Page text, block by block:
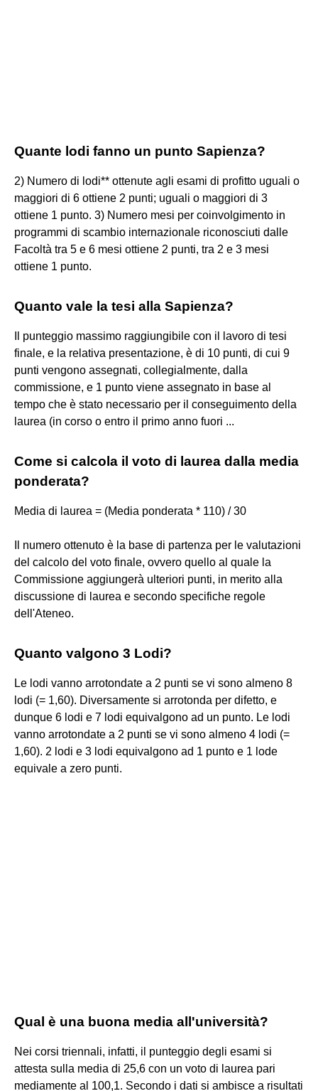
Quante lodi fanno un punto Sapienza?
2) Numero di lodi** ottenute agli esami di profitto uguali o
maggiori di 6 ottiene 2 punti; uguali o maggiori di 3
ottiene 1 punto. 3) Numero mesi per coinvolgimento in
programmi di scambio internazionale riconosciuti dalle
Facoltà tra 5 e 6 mesi ottiene 2 punti, tra 2 e 3 mesi
ottiene 1 punto.
Quanto vale la tesi alla Sapienza?
Il punteggio massimo raggiungibile con il lavoro di tesi
finale, e la relativa presentazione, è di 10 punti, di cui 9
punti vengono assegnati, collegialmente, dalla
commissione, e 1 punto viene assegnato in base al
tempo che è stato necessario per il conseguimento della
laurea (in corso o entro il primo anno fuori ...
Come si calcola il voto di laurea dalla media
ponderata?
Media di laurea = (Media ponderata * 110) / 30
Il numero ottenuto è la base di partenza per le valutazioni
del calcolo del voto finale, ovvero quello al quale la
Commissione aggiungerà ulteriori punti, in merito alla
discussione di laurea e secondo specifiche regole
dell'Ateneo.
Quanto valgono 3 Lodi?
Le lodi vanno arrotondate a 2 punti se vi sono almeno 8
lodi (= 1,60). Diversamente si arrotonda per difetto, e
dunque 6 lodi e 7 lodi equivalgono ad un punto. Le lodi
vanno arrotondate a 2 punti se vi sono almeno 4 lodi (=
1,60). 2 lodi e 3 lodi equivalgono ad 1 punto e 1 lode
equivale a zero punti.
Qual è una buona media all'università?
Nei corsi triennali, infatti, il punteggio degli esami si
attesta sulla media di 25,6 con un voto di laurea pari
mediamente al 100,1. Secondo i dati si ambisce a risultati